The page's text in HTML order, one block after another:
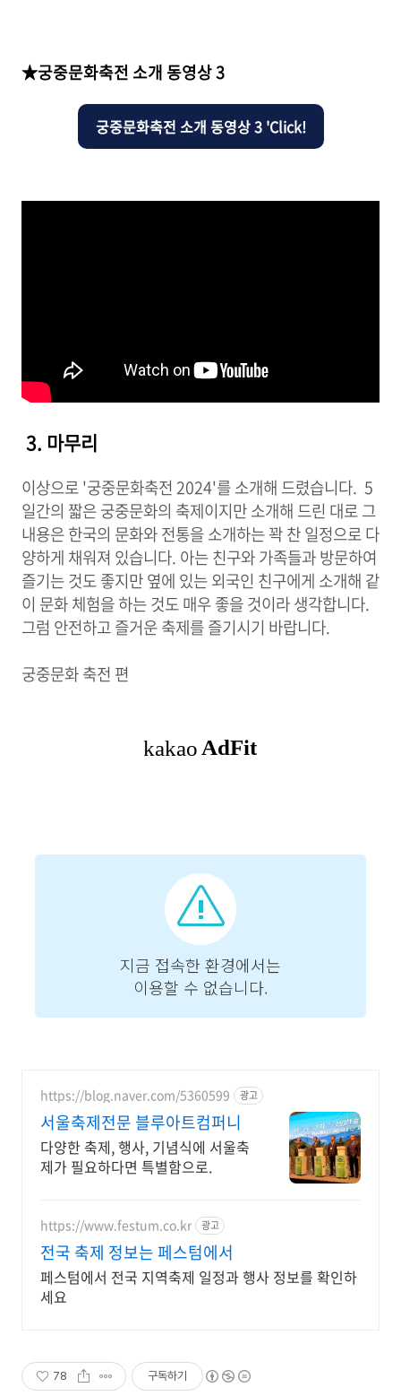
★궁중문화축전 소개 동영상 3
궁중문화축전 소개 동영상 3 'Click!
3. 마무리
이상으로 '궁중문화축전 2024'를 소개해 드렸습니다. 5
일간의 짧은 궁중문화의 축제이지만 소개해 드린 대로 그
내용은 한국의 문화와 전통을 소개하는 꽉 찬 일정으로 다
양하게 채워져 있습니다. 아는 친구와 가족들과 방문하여
즐기는 것도 좋지만 옆에 있는 외국인 친구에게 소개해 같
이 문화 체험을 하는 것도 매우 좋을 것이라 생각합니다.
그럼 안전하고 즐거운 축제를 즐기시기 바랍니다.
궁중문화 축전 편
https://blog.naver.com/5360599 광고
서울축제전문 블루아트컴퍼니
다양한 축제, 행사, 기념식에 서울축
제가 필요하다면 특별함으로.
https://www.festum.co.kr 광고
전국 축제 정보는 페스텀에서
페스텀에서 전국 지역축제 일정과 행사 정보를 확인하
세요
78 구독하기